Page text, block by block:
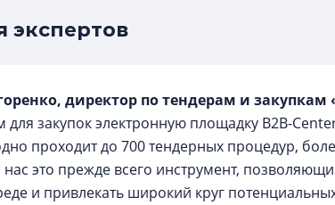
экспертов
директор по тендерам и закупкам
закупок электронную площадку B2B-
проходит до 700 тендерных процедур,
это прежде всего инструмент,
и привлекать широкий круг